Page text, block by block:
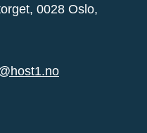
0028 Oslo,